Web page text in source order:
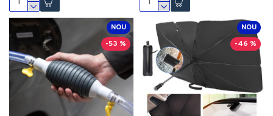
NOU
-53 %
NOU
-46 %